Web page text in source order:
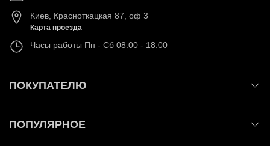
Киев Красноткацкая 87, оф 3
Карта проезда
Часы работы Пн - Сб 08:00 - 18:00
ПОКУПАТЕЛЮ
ПОПУЛЯРНОЕ